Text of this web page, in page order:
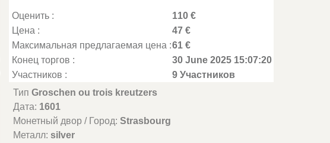
Оценить :
110 €
Цена :
47 €
Максимальная предлагаемая цена :61 €
Конец торгов :
30 June 2025 15:07:20
Участников :
9 Участников
ТипGroschen ou trois kreutzers
Дата: 1601
Монетный двор / Город:Strasbourg
Металл:silver